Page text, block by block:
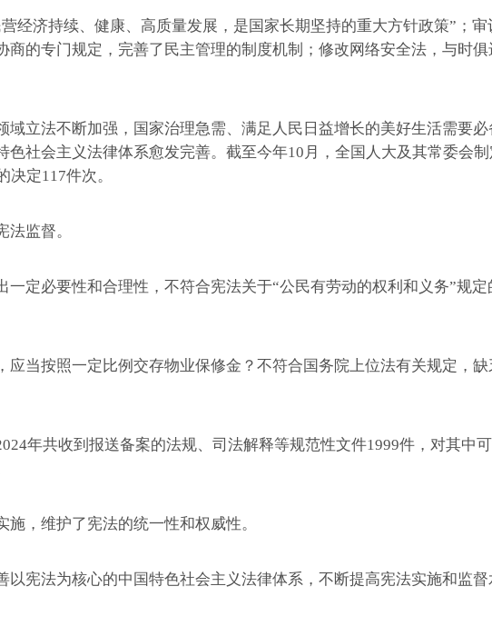
济持续、健康、高质量发展，是国家长期坚持的重大方针政策”；审
的专门规定，完善了民主管理的制度机制；修改网络安全法，与时
法不断加强，国家治理急需、满足人民日益增长的美好生活需要必
社会主义法律体系愈发完善。截至今年10月，全国人大及其常委会
定117件次。
监督。
必要性和合理性，不符合宪法关于“公民有劳动的权利和义务”规定
按照一定比例交存物业保修金？不符合国务院上位法有关规定，缺
年共收到报送备案的法规、司法解释等规范性文件1999件，对其中
，维护了宪法的统一性和权威性。
法为核心的中国特色社会主义法律体系，不断提高宪法实施和监督